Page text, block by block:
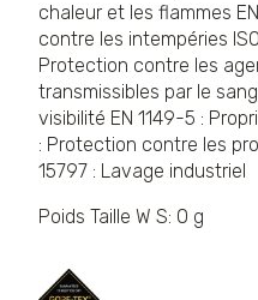
chaleur et les flammes
contre les intempéries
Protection contre les
transmissibles par le sang
visibilité EN 1149-5 :
: Protection contre les
15797 : Lavage industriel
Poids Taille W S: 0 g